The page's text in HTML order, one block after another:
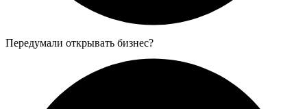
Передумали открывать бизнес?